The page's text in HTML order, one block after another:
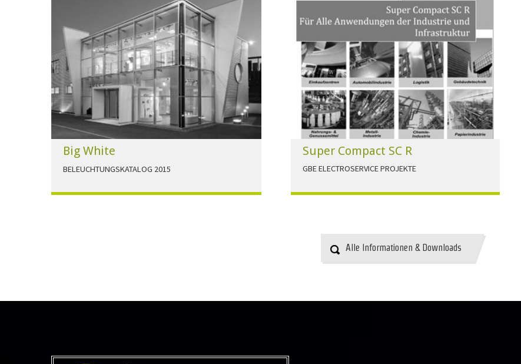
Big White
BELEUCHTUNGSKATALOG 2015
Super Compact SC R
GBE ELECTROSERVICE PROJEKTE
Alle Informationen & Downloads